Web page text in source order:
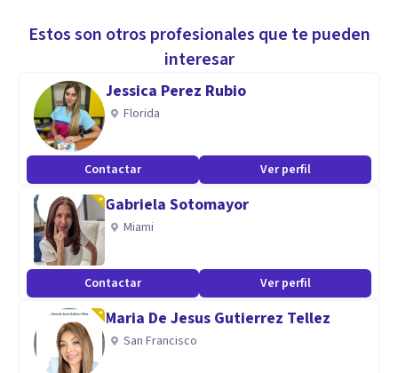
Psicóloga sanitaria y psicoterapeuta especializada en el
familiar.
Aptitudes
Psicóloga de orientación humanista formada como
Terapeuta Gestalt. Terapeuta Psicomotriz. Especialista en
recursos para el desarrollo de la Creatividad y la Expresión
Artística. Arteterapia. Terapia de juego de arena (Sandplay).
Formación en trauma. Introductorio a la Comunicación No
Violenta.
Estos son otros profesionales que te pueden
interesar
Jessica Perez Rubio
Florida
Contactar Ver perfil
Gabriela Sotomayor
Miami
Contactar Ver perfil
Maria De Jesus Gutierrez Tellez
San Francisco